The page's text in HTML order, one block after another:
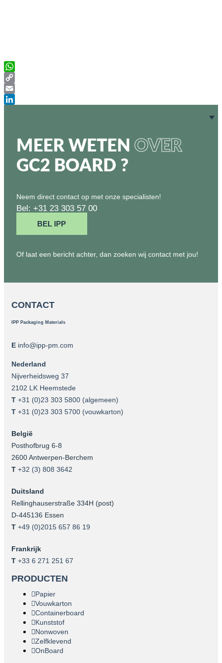
WhatsApp
Copy
Link
Email
MEER WETEN OVER
GC2 BOARD ?
Neem direct contact op met onze specialisten!
Bel: +31 23 303 57 00
BEL IPP
Of laat een bericht achter, dan zoeken wij contact met jou!
CONTACT
IPP Packaging Materials
E info@ipp-pm.com
Nederland
Nijverheidsweg 37
2102 LK Heemstede
T +31 (0)23 303 5800 (algemeen)
T +31 (0)23 303 5700 (vouwkarton)
België
Posthofbrug 6-8
2600 Antwerpen-Berchem
T +32 (3) 808 3642
Duitsland
Rellinghauserstraße 334H (post)
D-445136 Essen
T +49 (0)2015 657 86 19
Frankrijk
T +33 6 271 251 67
PRODUCTEN
Papier
Vouwkarton
Containerboard
Kunststof
Nonwoven
Zelfklevend
OnBoard